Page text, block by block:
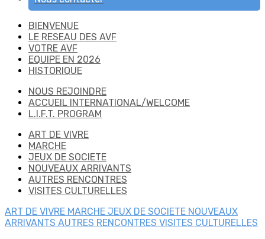
BIENVENUE
LE RESEAU DES AVF
VOTRE AVF
EQUIPE EN 2026
HISTORIQUE
NOUS REJOINDRE
ACCUEIL INTERNATIONAL/WELCOME
L.I.F.T. PROGRAM
ART DE VIVRE
MARCHE
JEUX DE SOCIETE
NOUVEAUX ARRIVANTS
AUTRES RENCONTRES
VISITES CULTURELLES
ART DE VIVRE MARCHE JEUX DE SOCIETE NOUVEAUX
ARRIVANTS AUTRES RENCONTRES VISITES CULTURELLES